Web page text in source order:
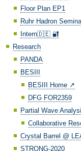
Floor Plan EP1
Ruhr Hadron
Intern🇩🇪 🔐
Research
PANDA
BESIII
BESIII Home ↗️
DFG FOR2359
Partial Wave
Collaborative
Crystal Barrel @
STRONG-2020